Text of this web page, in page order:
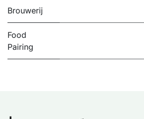
Brouwerij
Food
Pairing